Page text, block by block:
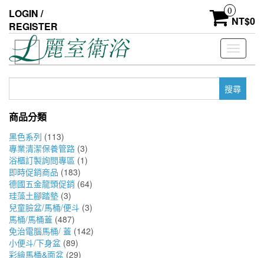
the
content
LOGIN /
REGISTER
0
NT$0
Toggle
鍵
商品分類
黑色系列 (113)
專業清潔保養管路 (3)
浴櫃訂製詢問專區 (1)
即時促銷商品 (183)
德國五金龍頭促銷 (64)
珪藻土腳踏墊 (3)
兒童臉盆/馬桶/便斗 (3)
馬桶/馬桶蓋 (487)
免治電腦馬桶/ 蓋 (142)
小便斗/下身盆 (89)
彩繪馬桶&面盆 (29)